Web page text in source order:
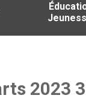
2023